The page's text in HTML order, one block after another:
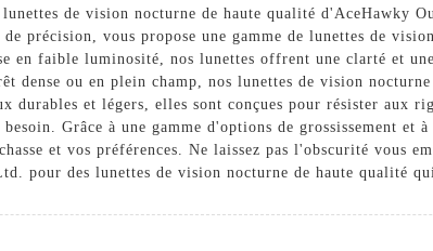
lunettes de vision nocturne de haute qualité d'AceHawky
précision, vous propose une gamme de lunettes de
en faible luminosité, nos lunettes offrent une clarté et
dense ou en plein champ, nos lunettes de vision
durables et légers, elles sont conçues pour résister aux
Grâce à une gamme d'options de grossissement et
et vos préférences. Ne laissez pas l'obscurité vous
pour des lunettes de vision nocturne de haute qualité